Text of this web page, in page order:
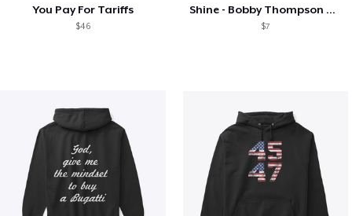
You Pay For Tariffs
$46
Shine - Bobby Thompson Band Merch
$7